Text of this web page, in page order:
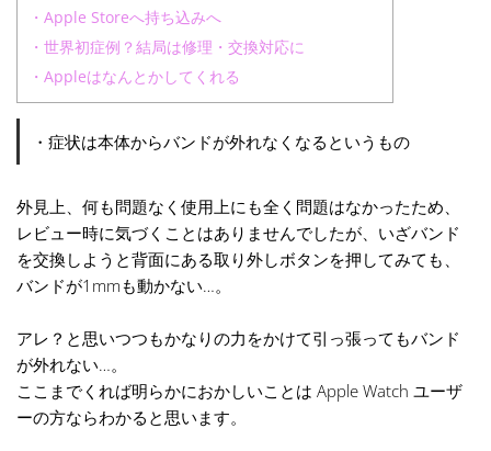
・Apple Storeへ持ち込みへ
・世界初症例？結局は修理・交換対応に
・Appleはなんとかしてくれる
・症状は本体からバンドが外れなくなるというもの
外見上、何も問題なく使用上にも全く問題はなかったため、
レビュー時に気づくことはありませんでしたが、いざバンド
を交換しようと背面にある取り外しボタンを押してみても、
バンドが1mmも動かない…。
アレ？と思いつつもかなりの力をかけて引っ張ってもバンド
が外れない…。
ここまでくれば明らかにおかしいことは Apple Watch ユーザ
ーの方ならわかると思います。